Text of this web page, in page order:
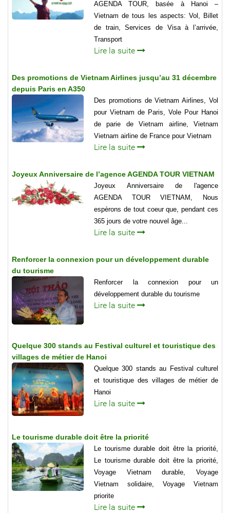
AGENDA TOUR, basée à Hanoi –
Vietnam de tous les aspects: Vol, Billet
de train, Services de Visa à l’arrivée,
Transport
Lire la suite
Des promotions de Vietnam Airlines jusqu’au 31 décembre
depuis Paris en A350
Des promotions de Vietnam Airlines, Vol
pour Vietnam de Paris, Vole Pour Hanoi
de parie de Vietnam airline, Vietnam
Vietnam airline de France pour Vietnam
Lire la suite
Joyeux Anniversaire de l’agence AGENDA TOUR VIETNAM
Joyeux Anniversaire de l'agence
AGENDA TOUR VIETNAM, Nous
espèrons de tout coeur que, pendant ces
365 jours de votre nouvel âge...
Lire la suite
Renforcer la connexion pour un développement durable
du tourisme
Renforcer la connexion pour un
développement durable du tourisme
Lire la suite
Quelque 300 stands au Festival culturel et touristique des
villages de métier de Hanoi
Quelque 300 stands au Festival culturel
et touristique des villages de métier de
Hanoi
Lire la suite
Le tourisme durable doit être la priorité
Le tourisme durable doit être la priorité,
Le tourisme durable doit être la priorité,
Voyage Vietnam durable, Voyage
Vietnam solidaire, Voyage Vietnam
priorite
Lire la suite